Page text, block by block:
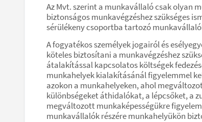
Az Mvt. szerint a munkavállaló csak olyan
biztonságos munkavégzéshez szükséges
sérülékeny csoportba tartozó
A fogyatékos személyek jogairól és
köteles biztosítani a munkavégzéshez
átalakítással kapcsolatos költségek
munkahelyek kialakításánál figyelemmel
azokon a munkahelyeken, ahol
különbségeket áthidalókat, a lépcsőket, a
megváltozott munkaképességükre
munkavállalók részére munkahelyükön